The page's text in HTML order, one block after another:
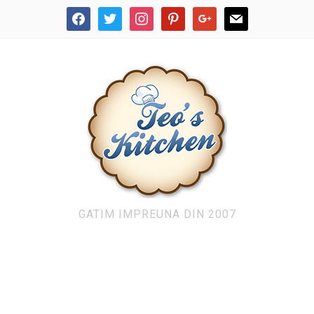
facebooktwitter instagrampinterestgoogle mail
GATIM IMPREUNA DIN 2007